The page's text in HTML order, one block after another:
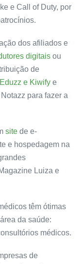
e Call of Duty, por
dos afiliados e
digitais ou
de
e Kiwify e
para fazer a
site de e-
e hospedagem na
Luiza e
têm ótimas
da saúde:
médicos.
de